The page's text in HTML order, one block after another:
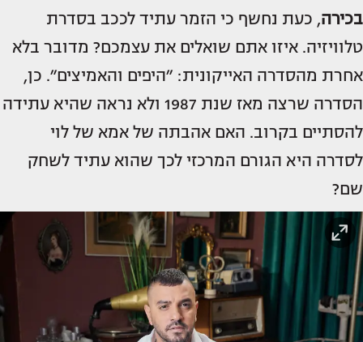
בכירה, כעת נחשף כי הזמר עתיד לככב בסדרת
טלוויזיה. איזו אתם שואלים את עצמכם? מדובר בלא
אחרת מהסדרה האייקונית: ״היפים והאמיצים״. כן,
הסדרה שרצה מאז שנת 1987 ולא נראה שהיא עתידה
להסתיים בקרוב. האם אהבתה של אמא של לוי
לסדרה היא הגורם המרכזי לכך שהוא עתיד לשחק
שם?